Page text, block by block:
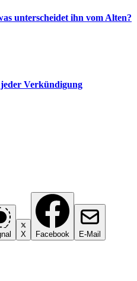
unterscheidet ihn vom Alten?
Verkündigung
X Facebook E-Mail